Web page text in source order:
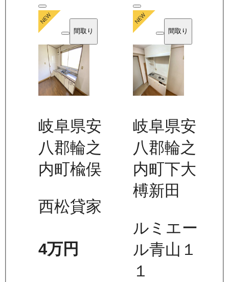
間取り
岐阜県安
八郡輪之
内町楡俣
西松貸家
4万円
間取り
岐阜県安
八郡輪之
内町下大
榑新田
ルミエー
ル青山１
１